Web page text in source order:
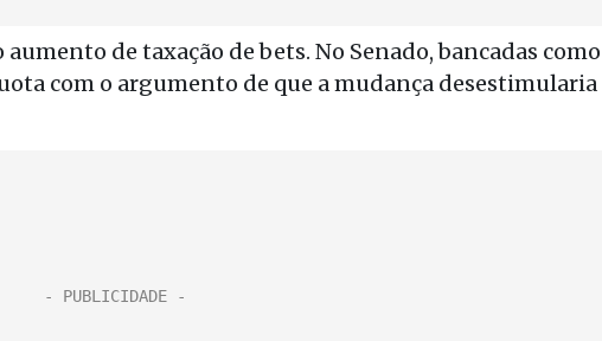
de taxação de bets. No Senado, bancadas como
com o argumento de que a mudança desestimularia